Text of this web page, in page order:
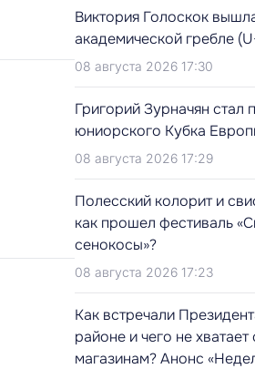
Виктория Голоскок
академической гребле
08 августа 2026 17:30
Григорий Зурначян стал
юниорского Кубка
08 августа 2026 17:29
Полесский колорит и
как прошел фестиваль
сенокосы»?
08 августа 2026 17:23
Как встречали
районе и чего не хватает
магазинам? Анонс